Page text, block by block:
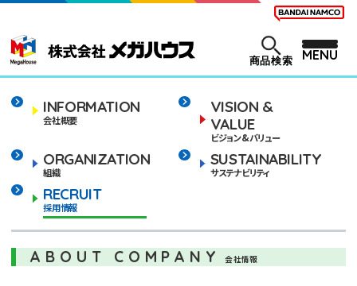
商品検索 MENU
INFORMATION
会社概要
VISION &
VALUE
ビジョン&バリュー
ORGANIZATION
組織
SUSTAINABILITY
サステナビリティ
RECRUIT
採用情報
ABOUT COMPANY 会社情報